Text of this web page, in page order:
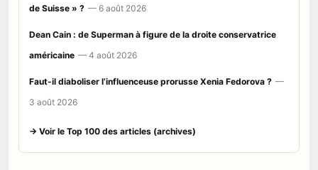
de Suisse » ? — 6 août 2026
Dean Cain : de Superman à figure de la droite conservatrice
américaine — 4 août 2026
Faut-il diaboliser l’influenceuse prorusse Xenia Fedorova ? —
3 août 2026
→ Voir le Top 100 des articles (archives)